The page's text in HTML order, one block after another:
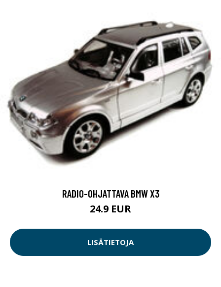
RADIO-OHJATTAVA BMW X3
24.9 EUR
LISÄTIETOJA